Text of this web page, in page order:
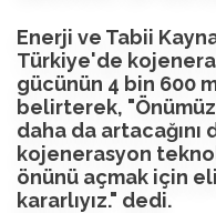
Enerji ve Tabii
Türkiye'de
gücünün 4 bin 600
belirterek,
daha da artacağını
kojenerasyon
önünü açmak için
kararlıyız." dedi.